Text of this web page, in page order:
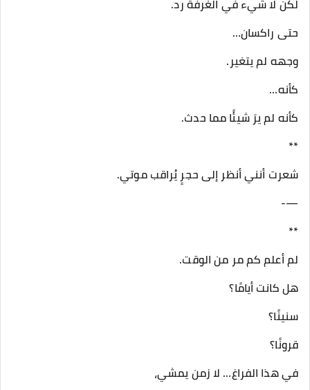
لكن لا شيء في الغرفة رد.
حتى راكسان…
وجهه لم يتغير.
كأنه…
كأنه لم يرَ شيئًا مما حدث.
**
شعرت أنني أنظر إلى حجرٍ يُراقب موتي.
—-
**
لم أعلم كم مر من الوقت.
هل كانت أيامًا؟
سنينًا؟
قرونًا؟
في هذا الفراغ… لا زمن يمشي،